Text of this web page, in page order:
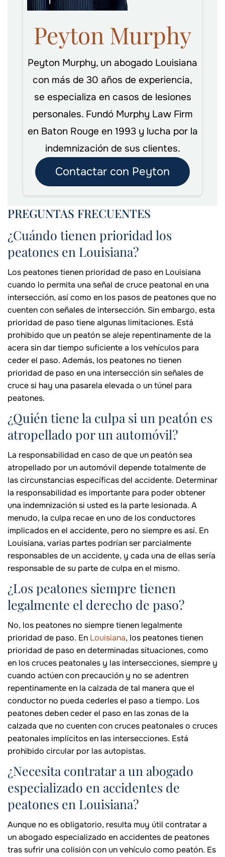
Peyton Murphy
Peyton Murphy, un abogado Louisiana
con más de 30 años de experiencia,
se especializa en casos de lesiones
personales. Fundó Murphy Law Firm
en Baton Rouge en 1993 y lucha por la
indemnización de sus clientes.
Contactar con Peyton
PREGUNTAS FRECUENTES
¿Cuándo tienen prioridad los
peatones en Louisiana?
Los peatones tienen prioridad de paso en Louisiana
cuando lo permita una señal de cruce peatonal en una
intersección, así como en los pasos de peatones que no
cuenten con señales de intersección. Sin embargo, esta
prioridad de paso tiene algunas limitaciones. Está
prohibido que un peatón se aleje repentinamente de la
acera sin dar tiempo suficiente a los vehículos para
ceder el paso. Además, los peatones no tienen
prioridad de paso en una intersección sin señales de
cruce si hay una pasarela elevada o un túnel para
peatones.
¿Quién tiene la culpa si un peatón es
atropellado por un automóvil?
La responsabilidad en caso de que un peatón sea
atropellado por un automóvil depende totalmente de
las circunstancias específicas del accidente. Determinar
la responsabilidad es importante para poder obtener
una indemnización si usted es la parte lesionada. A
menudo, la culpa recae en uno de los conductores
implicados en el accidente, pero no siempre es así. En
Louisiana, varias partes podrían ser parcialmente
responsables de un accidente, y cada una de ellas sería
responsable de su parte de culpa en el mismo.
¿Los peatones siempre tienen
legalmente el derecho de paso?
No, los peatones no siempre tienen legalmente
prioridad de paso. En Louisiana, los peatones tienen
prioridad de paso en determinadas situaciones, como
en los cruces peatonales y las intersecciones, siempre y
cuando actúen con precaución y no se adentren
repentinamente en la calzada de tal manera que el
conductor no pueda cederles el paso a tiempo. Los
peatones deben ceder el paso en las zonas de la
calzada que no cuenten con cruces peatonales o cruces
peatonales implícitos en las intersecciones. Está
prohibido circular por las autopistas.
¿Necesita contratar a un abogado
especializado en accidentes de
peatones en Louisiana?
Aunque no es obligatorio, resulta muy útil contratar a
un abogado especializado en accidentes de peatones
tras sufrir una colisión con un vehículo como peatón. Es